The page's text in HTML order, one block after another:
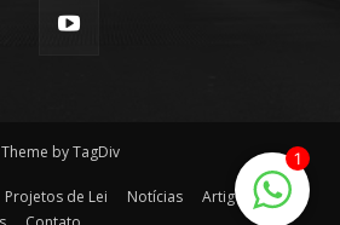
by TagDiv
Projetos de Lei Notícias
Artigos
1